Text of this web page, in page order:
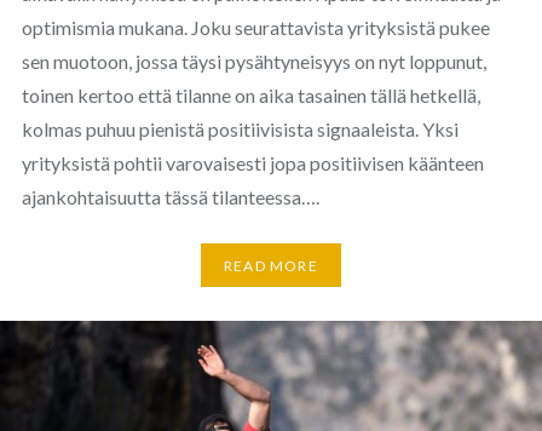
optimismia mukana. Joku seurattavista yrityksistä pukee
sen muotoon, jossa täysi pysähtyneisyys on nyt loppunut,
toinen kertoo että tilanne on aika tasainen tällä hetkellä,
kolmas puhuu pienistä positiivisista signaaleista. Yksi
yrityksistä pohtii varovaisesti jopa positiivisen käänteen
ajankohtaisuutta tässä tilanteessa….
READ MORE